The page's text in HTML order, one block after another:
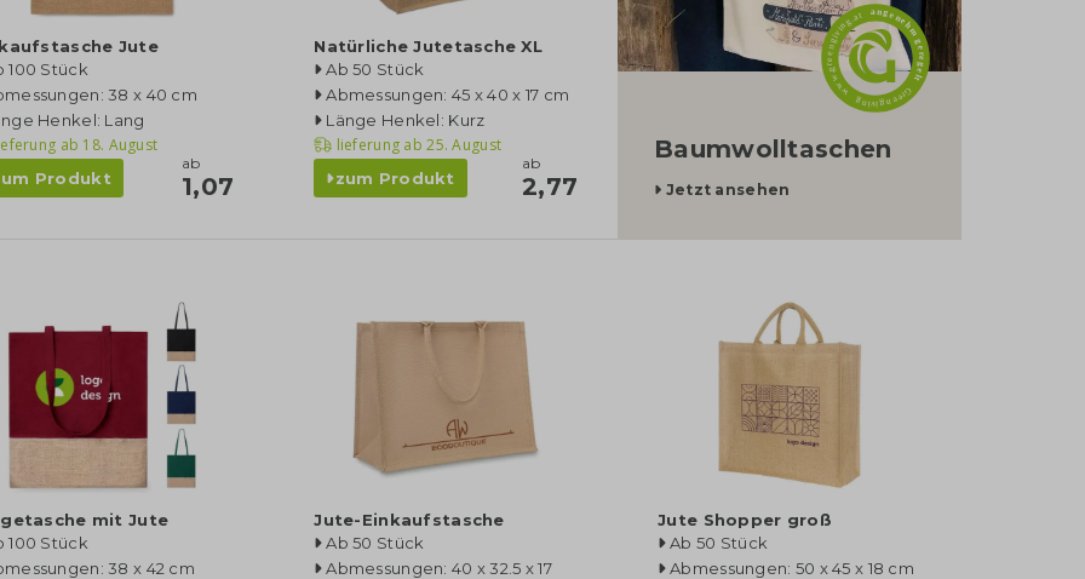
Jute
100 Stück
38 x 40 cm
Henkel: Lang
ab 18. August
Produkt
ab
1,07
Natürliche Jutetasche XL
Ab 50 Stück
Abmessungen: 45 x 40 x 17 cm
Länge Henkel: Kurz
lieferung ab 25. August
zum Produkt
ab
2,77
Baumwolltaschen
Jetzt ansehen
mit Jute
100 Stück
38 x 42 cm
Jute-Einkaufstasche
Ab 50 Stück
Abmessungen: 40 x 32.5 x 17
Jute Shopper groß
Ab 50 Stück
Abmessungen: 50 x 45 x 18 cm